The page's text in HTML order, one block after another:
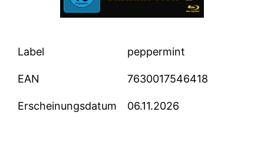
Label peppermint
EAN 7630017546418
Erscheinungsdatum 06.11.2026